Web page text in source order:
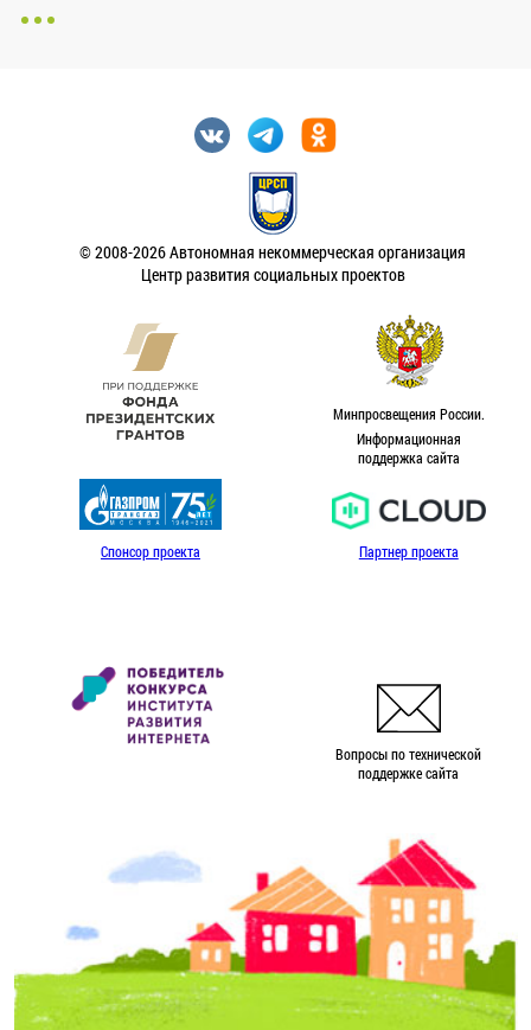
© 2008-2026 Автономная некоммерческая организация
Центр развития социальных проектов
Минпросвещения России.
Информационная
поддержка сайта
Спонсор проекта Партнер проекта
Вопросы по технической
поддержке сайта